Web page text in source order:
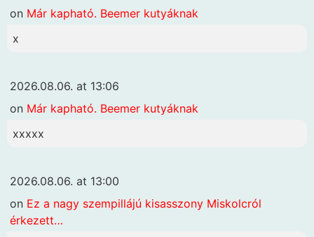
on Már kapható. Beemer kutyáknak
x
2026.08.06. at 13:06
on Már kapható. Beemer kutyáknak
xxxxx
2026.08.06. at 13:00
on Ez a nagy szempillájú kisasszony Miskolcról
érkezett…